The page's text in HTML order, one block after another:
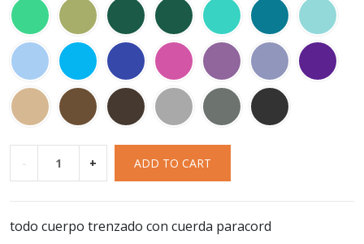
+ ADD TO CART
todo cuerpo trenzado con cuerda paracord